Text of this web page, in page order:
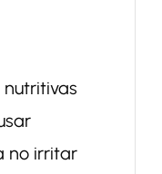
no irritar